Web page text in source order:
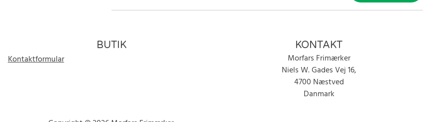
BUTIK
Kontaktformular
KONTAKT
Morfars Frimærker
Niels W. Gades Vej 16,
4700 Næstved
Danmark